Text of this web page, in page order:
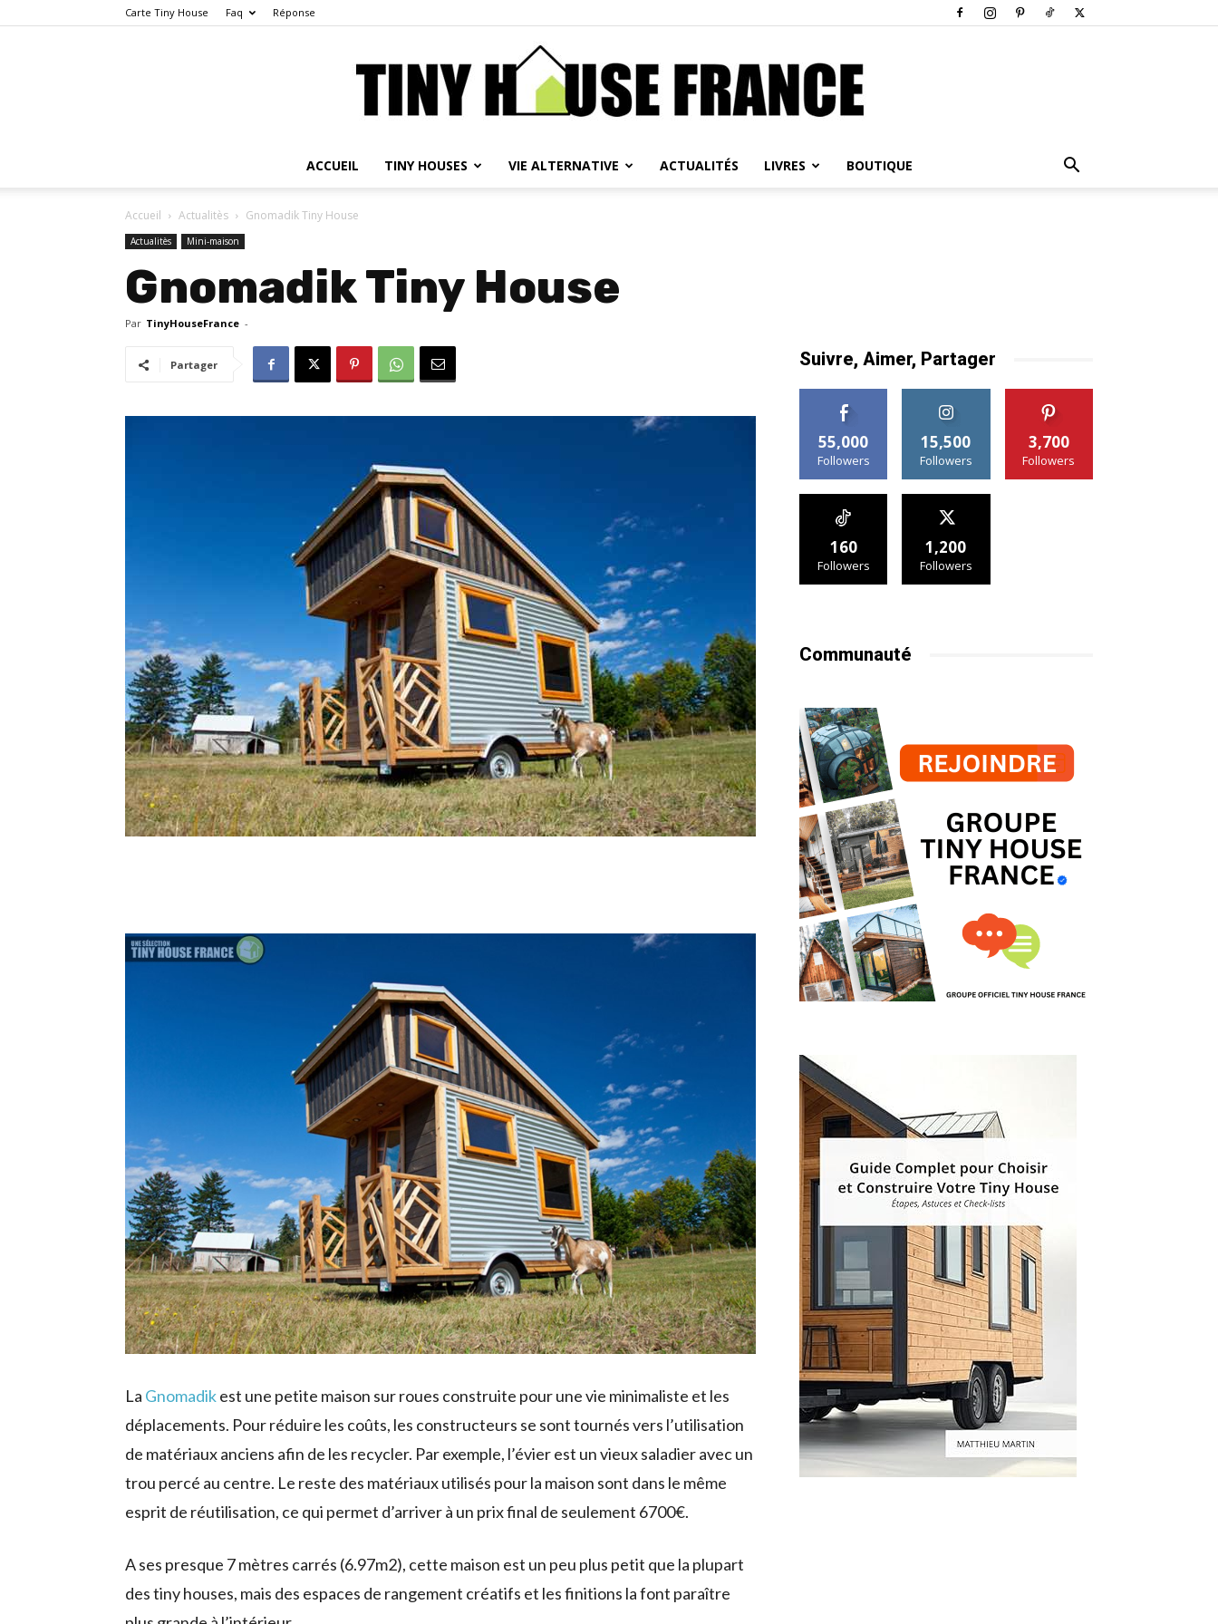
Carte Tiny House Faq Réponse
House
France
ACCUEIL TINY HOUSES VIE ALTERNATIVE ACTUALITÉS LIVRES BOUTIQUE
Accueil Actualitès Gnomadik Tiny House
Actualitès Mini-maison
Gnomadik Tiny House
Par TinyHouseFrance -
Partager
La Gnomadikest une petite maison sur roues construite pour une vie minimaliste et les
déplacements. Pour réduire les coûts, les constructeurs se sont tournés vers l’utilisation
de matériaux anciens afin de les recycler. Par exemple, l’évier est un vieux saladier avec un
trou percé au centre. Le reste des matériaux utilisés pour la maison sont dans le même
esprit de réutilisation, ce qui permet d’arriver à un prix final de seulement 6700€.
A ses presque 7 mètres carrés (6.97m2), cette maison est un peu plus petit que la plupart
des tiny houses, mais des espaces de rangement créatifs et les finitions la font paraître
Suivre, Aimer, Partager
55,000
Followers
15,500
Followers
3,700
Followers
160
Followers
1,200
Followers
Communauté